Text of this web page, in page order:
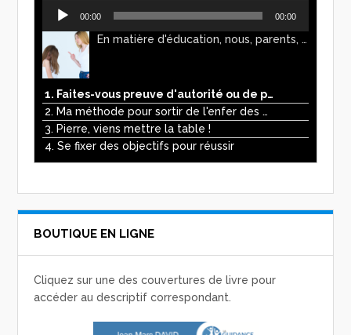
Lecteur
audio
00:00 00:00
En matière d'éducation, nous, parents, avons l'impression de faire preuve d'autorité. Mais n'est-ce pas, parfois, plutôt un jeu de pouvoir ? Ce podcast vous permettra d'y voir plus clair !
1. Faites-vous preuve d'autorité ou de pouvoir avec vos enfants ?
2. Ma méthode pour sortir de l'enfer des écrans
3. Pierre, viens mettre la table !
4. Se fixer des objectifs pour réussir
BOUTIQUE EN LIGNE
Cliquez sur une des couvertures de livre pour
accéder au descriptif correspondant.